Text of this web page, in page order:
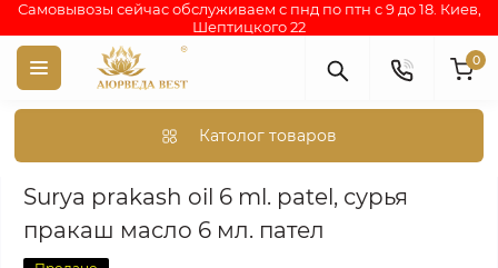
Самовывозы сейчас обслуживаем с пнд по птн с 9 до 18. Киев,
Шептицкого 22
0
Католог товаров
Аюрведа каталог индийских товаров АЮРВЕДИЧЕСКАЯ
Surya prakash oil 6 ml. patel, сурья
пракаш масло 6 мл. пател